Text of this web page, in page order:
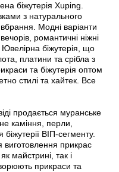
біжутерія Xuping.
з натурального
вбрання. Модні варіанти
романтичні ніжні
біжутерія, що
платини та срібла з
та біжутерія оптом
стилі та хайтек. Все
продається муранське
каміння, перли,
ВІП-сегменту.
виготовлення прикрас
майстрині, так і
прикраси та